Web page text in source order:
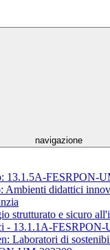
navigazione
13.1.5A-FESRPON-
Ambienti didattici
strutturato e sicuro
- 13.1.1A-FESRPON-
Laboratori di